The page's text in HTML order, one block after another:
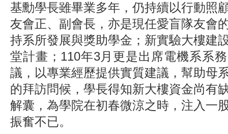
基勳學長雖畢業多年，仍持續以行動照
友會正、副會長，亦是現任愛盲隊友會
持系所發展與獎助學金；新實驗大樓建
堂計畫；110年3月更是出席電機系系
議，以專業經歷提供實質建議，幫助母
的拜訪問候，學長得知新大樓資金尚有
解囊，為學院在初春微涼之時，注入一
振奮不已。